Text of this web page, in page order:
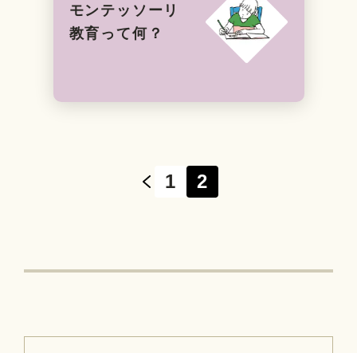
モンテッソーリ
教育って何？
1 2